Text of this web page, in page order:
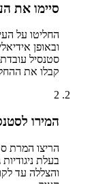
סיימו את
החליטו על
סטנסיל
קבלו את
2
המירו
הריצו המרת
בעלת
והצללה עד